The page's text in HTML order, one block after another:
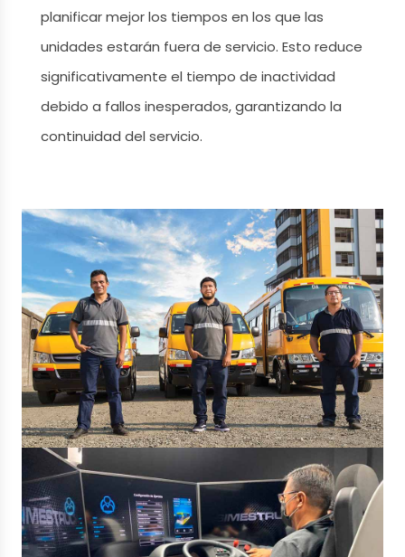
planificar mejor los tiempos en los que las
unidades estarán fuera de servicio. Esto reduce
significativamente el tiempo de inactividad
debido a fallos inesperados, garantizando la
continuidad del servicio.